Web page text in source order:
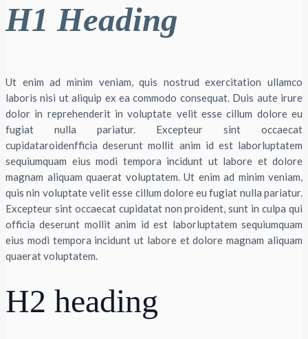
H1 Heading
Ut enim ad minim veniam, quis nostrud exercitation ullamco
laboris nisi ut aliquip ex ea commodo consequat. Duis aute irure
dolor in reprehenderit in voluptate velit esse cillum dolore eu
fugiat nulla pariatur. Excepteur sint occaecat
cupidataroidenfficia deserunt mollit anim id est laborluptatem
sequiumquam eius modi tempora incidunt ut labore et dolore
magnam aliquam quaerat voluptatem. Ut enim ad minim veniam,
quis nin voluptate velit esse cillum dolore eu fugiat nulla pariatur.
Excepteur sint occaecat cupidatat non proident, sunt in culpa qui
officia deserunt mollit anim id est laborluptatem sequiumquam
eius modi tempora incidunt ut labore et dolore magnam aliquam
quaerat voluptatem.
H2 heading